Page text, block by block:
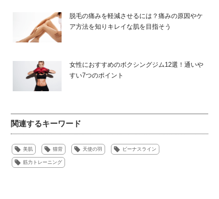
猫背改善
猫背を改善することは、背筋を伸ばして美しい背中を作る
第一歩です。猫背は身体の血流が滞り、肌がくすみ、呼吸
が浅くなる、冷え性などのトラブルの原因になります。毎
【猫背矯正トレーニング】
バランスボールを使った方法です。
上がるなど女性にとっていいことばかりです。トレーニン
グなどの筋トレを意識してやりにくい方は、ストレッチ程
度の気持ちで続けていくことをおすすめします。
コチラの記事もおすすめ
脱毛の痛みを軽減させるには？痛みの原因やケ
ア方法を知りキレイな肌を目指そう
女性におすすめのボクシングジム12選！通いや
すい7つのポイント
関連するキーワード
美肌 猫背 天使の羽 ビーナスライン
筋力トレーニング